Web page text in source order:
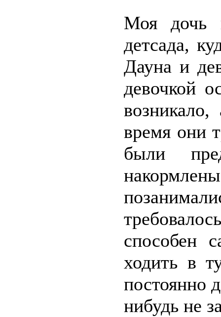
Моя дочь
детсада,
Дауна и
девочкой
время они
были
способен
ходить в
постоянно
нибудь не